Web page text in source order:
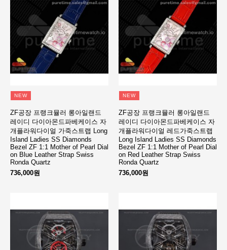
NEW
ZF공장 프랭크뮬러 롱아일랜드
레이디 다이아몬드파베케이스 자
개플라워다이얼 가죽스트랩 Long
Island Ladies SS Diamonds
Bezel ZF 1:1 Mother of Pearl Dial
on Blue Leather Strap Swiss
Ronda Quartz
736,000원
NEW
ZF공장 프랭크뮬러 롱아일랜드
레이디 다이아몬드파베케이스 자
개플라워다이얼 레드가죽스트랩
Long Island Ladies SS Diamonds
Bezel ZF 1:1 Mother of Pearl Dial
on Red Leather Strap Swiss
Ronda Quartz
736,000원